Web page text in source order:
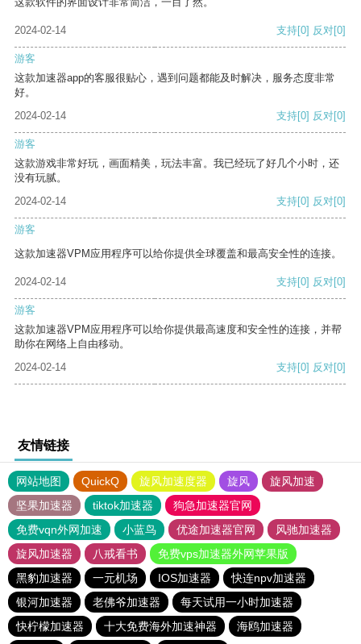
2024-02-14 支持[0] 反对[0]
游客
这款加速器app的客服很贴心，遇到问题都能及时解决，服务态度非常
好。
2024-02-14
支持[0] 反对[0]
游客
这款游戏非常好玩，画面精美，玩法丰富。我已经玩了好几个小时，还
没有玩腻。
2024-02-14
支持[0] 反对[0]
游客
这款加速器VPM应用程序可以给你提供全球覆盖和最高安全性的连接。
2024-02-14 支持[0] 反对[0]
游客
这款加速器VPM应用程序可以给你提供最高速度和安全性的连接，并帮
助你在网络上自由移动。
2024-02-14
支持[0] 反对[0]
友情链接
网站地图 QuickQ 旋风加速度器 旋风
旋风加速
坚果加速器
tiktok加速器
狗急加速器官网
免费vqn外网加速
小蓝鸟 优途加速器官网
风驰加速器
旋风加速器
八戒看书
免费vps加速器外网苹果版
黑豹加速器
一元机场 IOS加速器
快连npv加速器
银河加速器
老佛爷加速器
每天试用一小时加速器
快柠檬加速器
十大免费海外加速神器 海鸥加速器